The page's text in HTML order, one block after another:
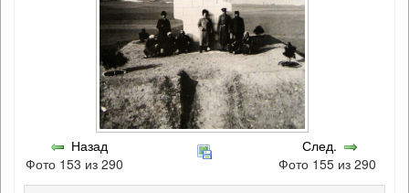
Назад
Фото 153 из 290
След.
Фото 155 из 290